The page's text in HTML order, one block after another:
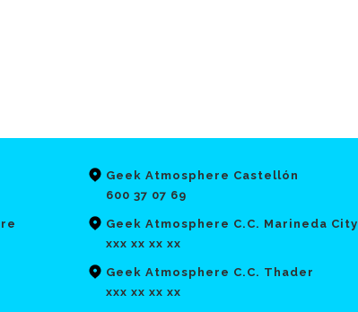
Geek Atmosphere Castellón
600 37 07 69
Geek Atmosphere C.C. Marineda City
xxx xx xx xx
Geek Atmosphere C.C. Thader
xxx xx xx xx